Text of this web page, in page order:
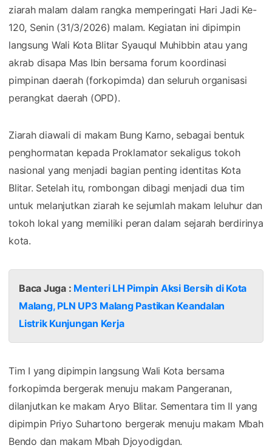
ziarah malam dalam rangka memperingati Hari Jadi Ke-
120, Senin (31/3/2026) malam. Kegiatan ini dipimpin
langsung Wali Kota Blitar Syauqul Muhibbin atau yang
akrab disapa Mas Ibin bersama forum koordinasi
pimpinan daerah (forkopimda) dan seluruh organisasi
perangkat daerah (OPD).
Ziarah diawali di makam Bung Karno, sebagai bentuk
penghormatan kepada Proklamator sekaligus tokoh
nasional yang menjadi bagian penting identitas Kota
Blitar. Setelah itu, rombongan dibagi menjadi dua tim
untuk melanjutkan ziarah ke sejumlah makam leluhur dan
tokoh lokal yang memiliki peran dalam sejarah berdirinya
kota.
Baca Juga : Menteri LH Pimpin Aksi Bersih di Kota
Malang, PLN UP3 Malang Pastikan Keandalan
Listrik Kunjungan Kerja
Tim I yang dipimpin langsung Wali Kota bersama
forkopimda bergerak menuju makam Pangeranan,
dilanjutkan ke makam Aryo Blitar. Sementara tim II yang
dipimpin Priyo Suhartono bergerak menuju makam Mbah
Bendo dan makam Mbah Djoyodigdan.